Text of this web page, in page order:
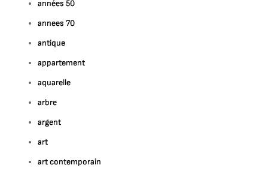
années 50
annees 70
antique
appartement
aquarelle
arbre
argent
art
art contemporain